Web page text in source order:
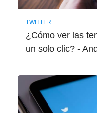
TWITTER
¿Cómo ver las
un solo clic? -